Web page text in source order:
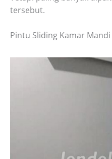
tersebut.
Pintu Sliding Kamar Mandi